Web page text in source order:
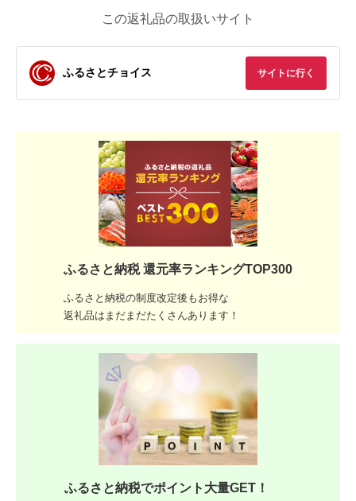
この返礼品の取扱いサイト
ふるさとチョイス サイトに行く
ふるさと納税 還元率ランキングTOP300
ふるさと納税の制度改定後もお得な
返礼品はまだまだたくさんあります！
ふるさと納税でポイント大量GET！